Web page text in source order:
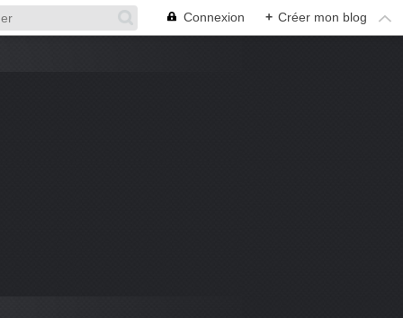
Connexion + Créer mon blog